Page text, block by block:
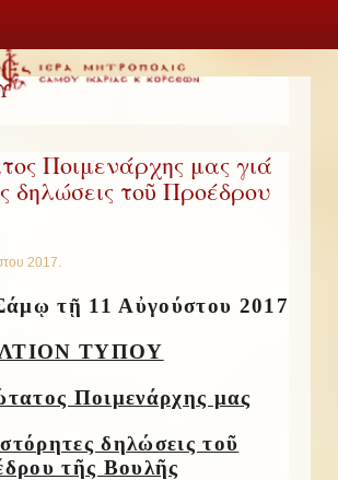
Ποιμενάρχης μας γιά
δηλώσεις τοῦ Προέδρου
2017.
τῇ 11 Αὐγούστου 2017
ΤΥΠΟΥ
Ποιμενάρχης μας
δηλώσεις τοῦ
τῆς Βουλῆς